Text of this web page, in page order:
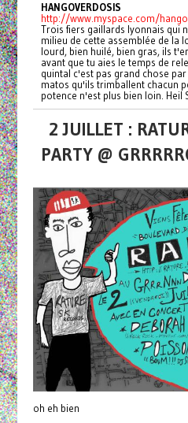
HANGOVERDOSIS
http://www.myspace.com/
Trois fiers gaillards lyonnais qui
milieu de cette assemblée de la
lourd, bien huilé, bien gras, ils
avant que tu aies le temps de
quintal c'est pas grand chose
matos qu'ils trimballent chacun
potence n'est plus bien loin. Heil
2 JUILLET :
PARTY @
oh eh bien